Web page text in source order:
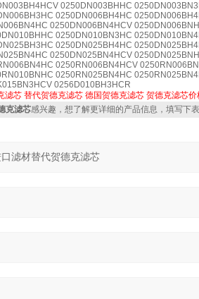
0250DN003BHHC
0250DN006BH4HC
0250DN006BN4HCV
0250DN010BN3HC
0250DN025BH4HC
0250DN025BN4HCV
0250RN006BN4HCV
0250RN025BN4HC
0256D010BH3HCR
滤芯 替代贺德克滤芯 德国贺德克滤芯 贺德克滤芯价
克滤芯感兴趣，想了解更详细的产品信息，填写下